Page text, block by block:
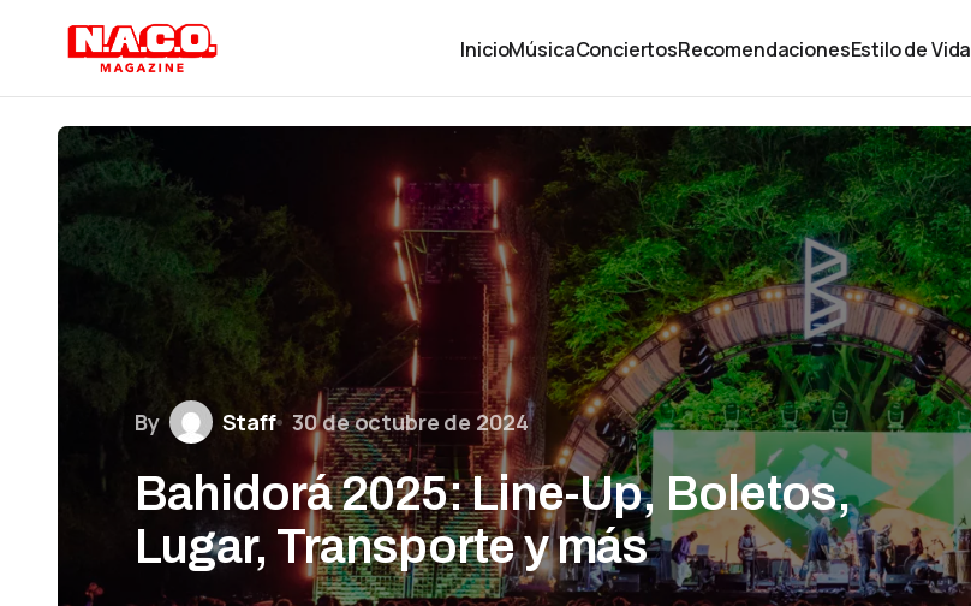
InicioMúsicaConciertosRecomendacionesEstilo de Vida
By Staff 30 de octubre de 2024
Bahidorá 2025: Line-Up, Boletos,
Lugar, Transporte y más